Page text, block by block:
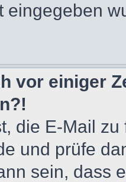
eingegeben
vor einiger
die E-Mail
und prüfe
sein, dass